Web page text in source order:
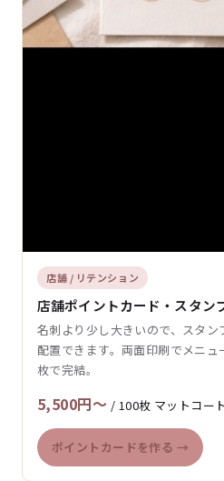
店舗 / リテンション
店舗ポイントカード・スタン
名刺より少し大きいので、スタン
配置できます。両面印刷でメニ
枚で完結。
5,500円〜 / 100枚 マットコート
ポイントカードを作る →